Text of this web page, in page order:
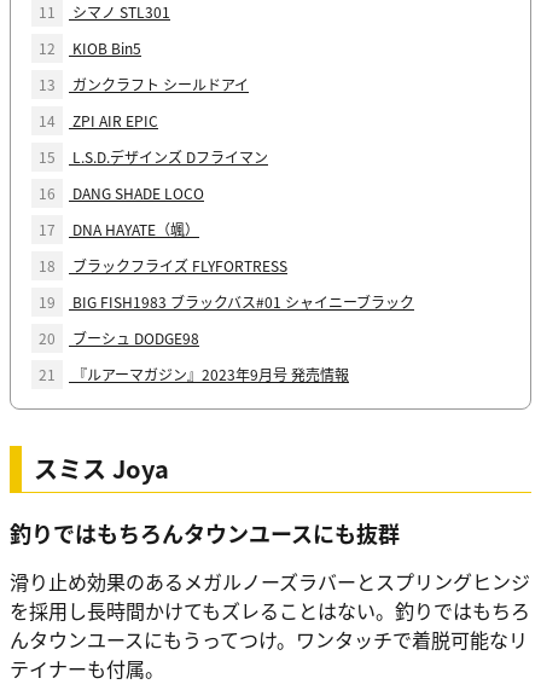
11
シマノ STL301
12
KIOB Bin5
13
ガンクラフト シールドアイ
14
ZPI AIR EPIC
15
L.S.D.デザインズ Dフライマン
16
DANG SHADE LOCO
17
DNA HAYATE（颯）
18
ブラックフライズ FLYFORTRESS
19
BIG FISH1983 ブラックバス#01 シャイニーブラック
20
ブーシュ DODGE98
21
『ルアーマガジン』2023年9月号 発売情報
スミス Joya
釣りではもちろんタウンユースにも抜群
滑り止め効果のあるメガルノーズラバーとスプリングヒンジ
を採用し長時間かけてもズレることはない。釣りではもちろ
んタウンユースにもうってつけ。ワンタッチで着脱可能なリ
テイナーも付属。